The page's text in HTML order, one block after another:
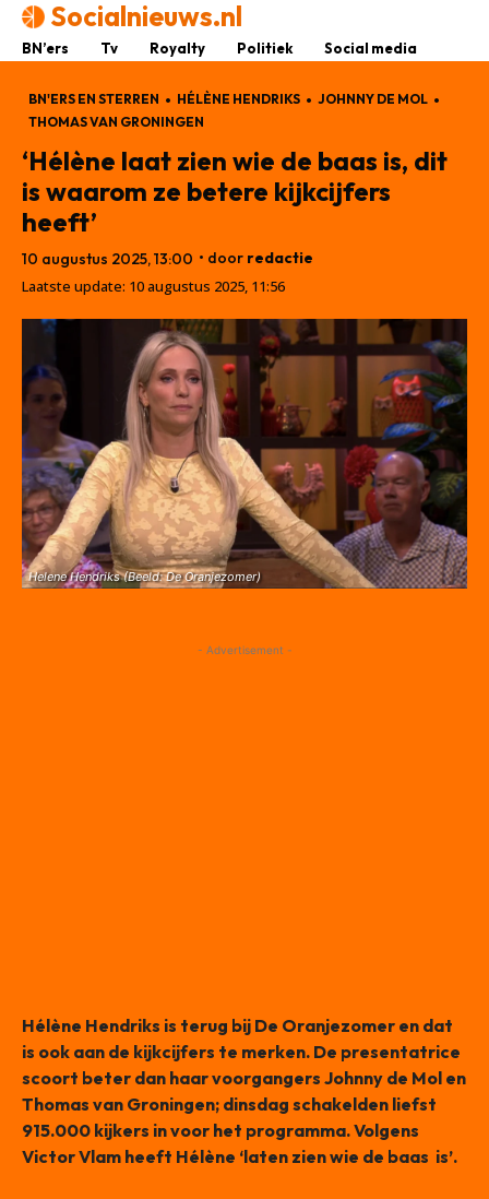
Socialnieuws.nl
BN’ers Tv Royalty Politiek Social media
BN'ERS EN STERREN HÉLÈNE HENDRIKS
JOHNNY DE MOL
THOMAS VAN GRONINGEN
‘Hélène laat zien wie de baas is, dit
is waarom ze betere kijkcijfers
heeft’
10 augustus 2025, 13:00 • door redactie
Laatste update: 10 augustus 2025, 11:56
Helene Hendriks (Beeld: De Oranjezomer)
- Advertisement -
Hélène Hendriks is terug bij De Oranjezomer en dat
is ook aan de kijkcijfers te merken. De presentatrice
scoort beter dan haar voorgangers Johnny de Mol en
Thomas van Groningen; dinsdag schakelden liefst
915.000 kijkers in voor het programma. Volgens
Victor Vlam heeft Hélène ‘laten zien wie de baas is’.